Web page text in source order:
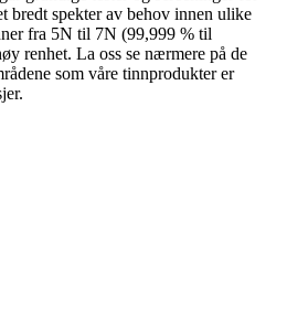
bredt spekter av behov innen ulike
fra 5N til 7N (99,999 % til
renhet. La oss se nærmere på de
som våre tinnprodukter er